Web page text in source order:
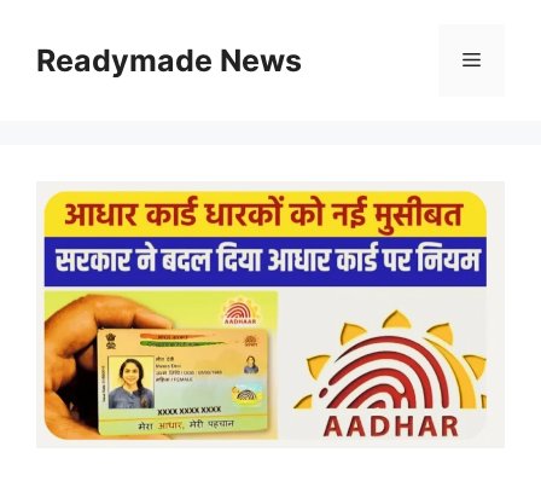
contentReadymade News Menu